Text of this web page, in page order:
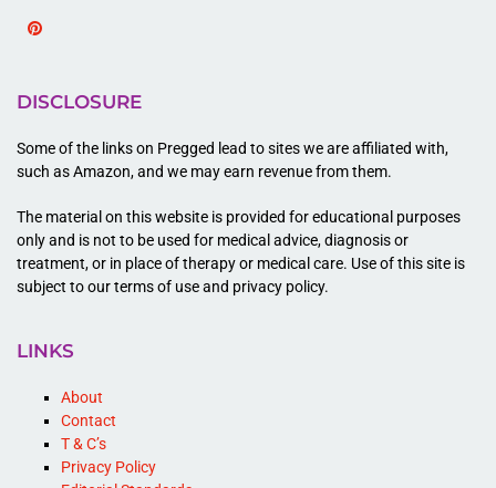
DISCLOSURE
Some of the links on Pregged lead to sites we are affiliated with,
such as Amazon, and we may earn revenue from them.
The material on this website is provided for educational purposes
only and is not to be used for medical advice, diagnosis or
treatment, or in place of therapy or medical care. Use of this site is
subject to our terms of use and privacy policy.
LINKS
About
Contact
T & C’s
Privacy Policy